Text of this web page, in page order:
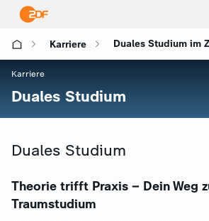
Karriere Duales Studium im
Karriere
:
Duales Studium
Duales Studium
Theorie trifft Praxis – Dein Weg
Traumstudium